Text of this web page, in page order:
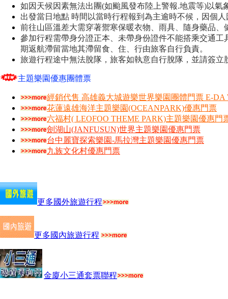
如因天候因素無法出團(如颱風發布陸上警報.地震等)以
出發當日地點 時間以當時行程報到為主逾時不候，因個
前往山區溫差大需穿著禦寒保暖衣物、雨具、隨身藥品、
參加行程需帶身分證正本、未帶身份證件不能搭乘交通
期返航滯留當地其滯留食、住、行由旅客自行負責。
旅遊行程途中無法脫隊，旅客如執意自行脫隊，並請簽立
主題樂園優惠團體票
經銷代售 高雄義大城遊樂世界樂園團體門票 E-DA
花蓮遠雄海洋主題樂園(OCEANPARK)優惠門票
六福村( LEOFOO THEME PARK)主題樂園優惠門
劍湖山(JANFUSUN)世界主題樂園優惠門票
台中麗寶探索樂園-馬拉灣主題樂園優惠門票
九族文化村優惠門票
更多國外旅遊行程
更多國內旅遊行程
金廈小三通套票聯程